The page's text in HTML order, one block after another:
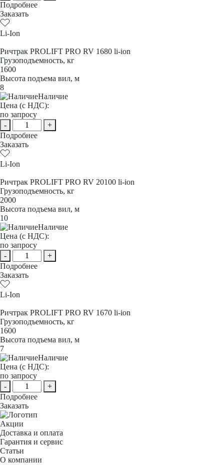
Подробнее
Заказать
Li-Ion
Ричтрак PROLIFT PRO RV 1680 li-ion
Грузоподъемность, кг
1600
Высота подъема вил, м
8
Наличие
Цена (с НДС):
по запросу
-
+
Подробнее
Заказать
Li-Ion
Ричтрак PROLIFT PRO RV 20100 li-ion
Грузоподъемность, кг
2000
Высота подъема вил, м
10
Наличие
Цена (с НДС):
по запросу
-
+
Подробнее
Заказать
Li-Ion
Ричтрак PROLIFT PRO RV 1670 li-ion
Грузоподъемность, кг
1600
Высота подъема вил, м
7
Наличие
Цена (с НДС):
по запросу
-
+
Подробнее
Заказать
Акции
Доставка и оплата
Гарантия и сервис
Статьи
О компании